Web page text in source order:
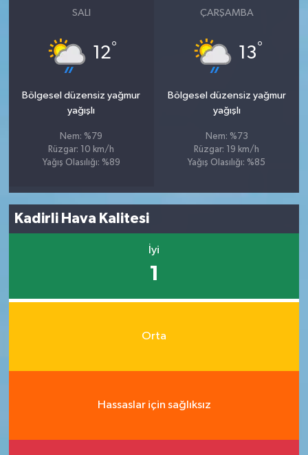
SALI
12°
Bölgesel düzensiz yağmur
yağışlı
Nem: %79
Rüzgar: 10 km/h
Yağış Olasılığı: %89
ÇARŞAMBA
13°
Bölgesel düzensiz yağmur
yağışlı
Nem: %73
Rüzgar: 19 km/h
Yağış Olasılığı: %85
Kadirli Hava Kalitesi
İyi
1
Orta
Hassaslar için sağlıksız